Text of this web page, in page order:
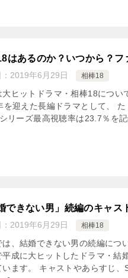
はあるのか？いつから？フ
2019年6月29日 相棒18
大ヒットドラマ・相棒18につ
を迎えた長編ドラマとして、
リーズ最高視聴率は23.7％を
できない男」続編のキャス
2019年6月29日 相棒18
は、結婚できない男の続編につ
平成に大ヒットしたドラマ・結
います。 キャストやあらすじ、